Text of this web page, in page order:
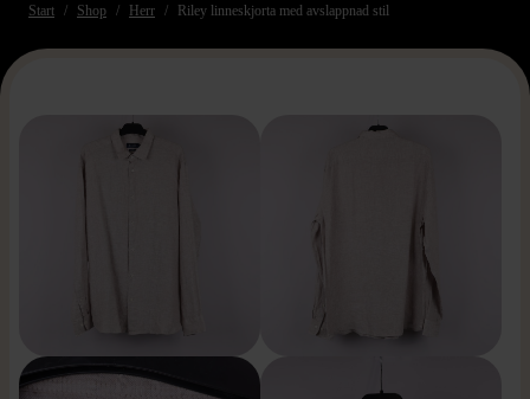
Start Shop Herr Riley linne­skjorta med avslappnad stil